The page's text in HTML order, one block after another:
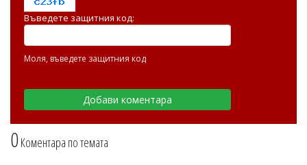
0Коментара по темата
Въведете защитния код:
Моля, въведете защитния код